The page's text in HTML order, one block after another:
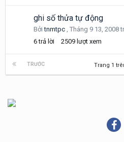
ghi số thửa tự động
Bởitnmtpc , Tháng 9 13, 2008
6 trả lời 2509 lượt xem
TRƯỚC Trang 1